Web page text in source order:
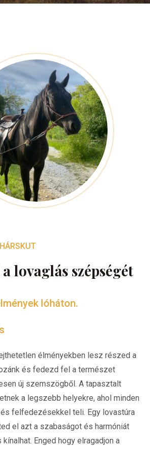
lovaglás szépségét
lóháton.
élményekben lesz részed a
és fedezd fel a természet
új szemszögből. A tapasztalt
a legszebb helyekre, ahol minden
felfedezésekkel teli. Egy lovastúra
el azt a szabaságot és harmóniát
Enged hogy elragadjon a